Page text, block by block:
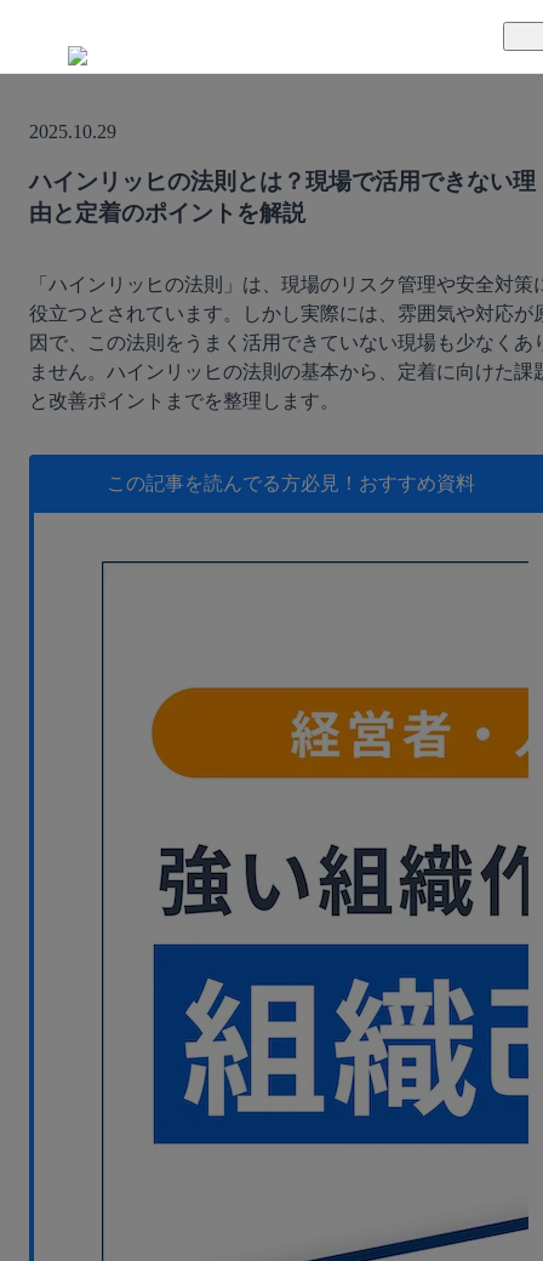
TUNAGの特徴
サポート体制
セキュリティ体制
導入事例
活用方法
運営会社
セミナー
無料デモを見る
2025.10.29
ハインリッヒの法則とは？現場で活用できない理
由と定着のポイントを解説
「ハインリッヒの法則」は、現場のリスク管理や安全対策
役立つとされています。しかし実際には、雰囲気や対応が
因で、この法則をうまく活用できていない現場も少なくあ
ません。ハインリッヒの法則の基本から、定着に向けた課
と改善ポイントまでを整理します。
この記事を読んでる方必見！ おすすめ資料